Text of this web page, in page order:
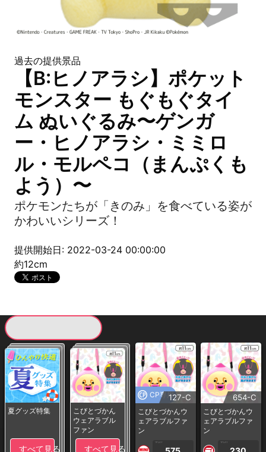
過去の提供景品
【B:ヒノアラシ】ポケット
モンスター もぐもぐタイ
ム ぬいぐるみ〜ゲンガ
ー・ヒノアラシ・ミミロ
ル・モルペコ（まんぷくも
よう）〜
ポケモンたちが「きのみ」を食べている姿が
かわいいシリーズ！
提供開始日: 2022-03-24 00:00:00
約12cm
夏グッズ特集
すべて見る
こびとづかん
ウェアラブル
ファン
すべて見る
CP専用127-C
こびとづかんウ
ェアラブルファ
ン
1PLAY
654-C
こびとづかんウ
ェアラブルファ
ン
1PLAY